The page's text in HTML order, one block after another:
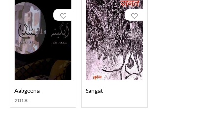
Aabgeena
2018
Sangat